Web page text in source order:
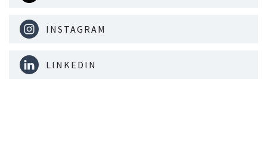
INSTAGRAM
LINKEDIN